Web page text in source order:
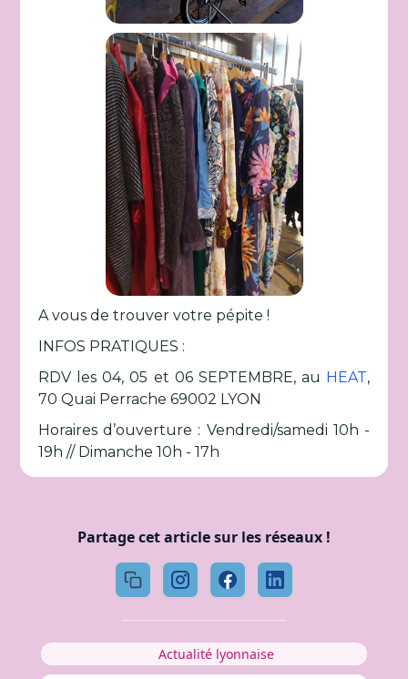
A vous de trouver votre pépite !
INFOS PRATIQUES :
RDV les 04, 05 et 06 SEPTEMBRE, au HEAT,
70 Quai Perrache 69002 LYON
Horaires d’ouverture : Vendredi/samedi 10h -
19h // Dimanche 10h - 17h
Partage cet article sur les réseaux !
Actualité lyonnaise